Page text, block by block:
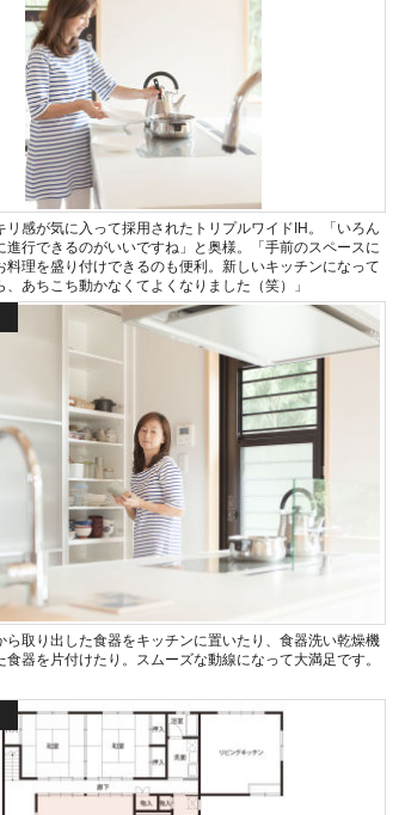
リ感が気に入って採用されたトリプルワイドIH。「いろん
進行できるのがいいですね」と奥様。「手前のスペースに
料理を盛り付けできるのも便利。新しいキッチンになって
、あちこち動かなくてよくなりました（笑）」
ら取り出した食器をキッチンに置いたり、食器洗い乾燥機
食器を片付けたり。スムーズな動線になって大満足です。